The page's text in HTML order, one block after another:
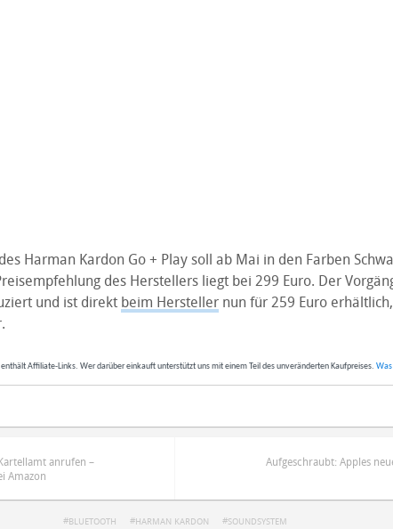
Harman Kardon Go + Play soll ab Mai in den Farben
des Herstellers liegt bei 299 Euro. Der
und ist direkt beim Herstellernun für 259 Euro erhältlich,
Affiliate-Links. Wer darüber einkauft unterstützt uns mit einem Teil des unveränderten Kaufpreises. Was
anrufen –
Amazon
Aufgeschraubt: Apples
BLUETOOTH HARMAN KARDON SOUNDSYSTEM